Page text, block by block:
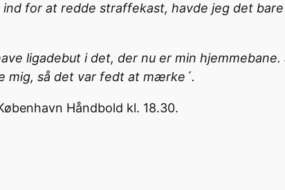
for at redde straffekast, havde jeg det
ligadebut i det, der nu er min
mig, så det var fedt at mærke´.
Håndbold kl. 18.30.